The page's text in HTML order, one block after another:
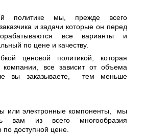
политике мы, прежде всего
и задачи которые он перед
все варианты и
по цене и качеству.
ценовой политикой, которая
компании, все зависит от объема
вы заказываете, тем меньше
или электронные компоненты, мы
вам из всего многообразия
по доступной цене.